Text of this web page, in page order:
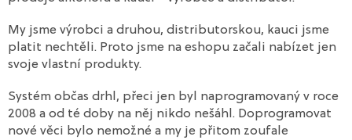
My jsme výrobci a druhou, distributorskou, kauci jsme
platit nechtěli. Proto jsme na eshopu začali nabízet jen
svoje vlastní produkty.
Systém občas drhl, přeci jen byl naprogramovaný v roce
2008 a od té doby na něj nikdo nešáhl. Doprogramovat
nové věci bylo nemožné a my je přitom zoufale